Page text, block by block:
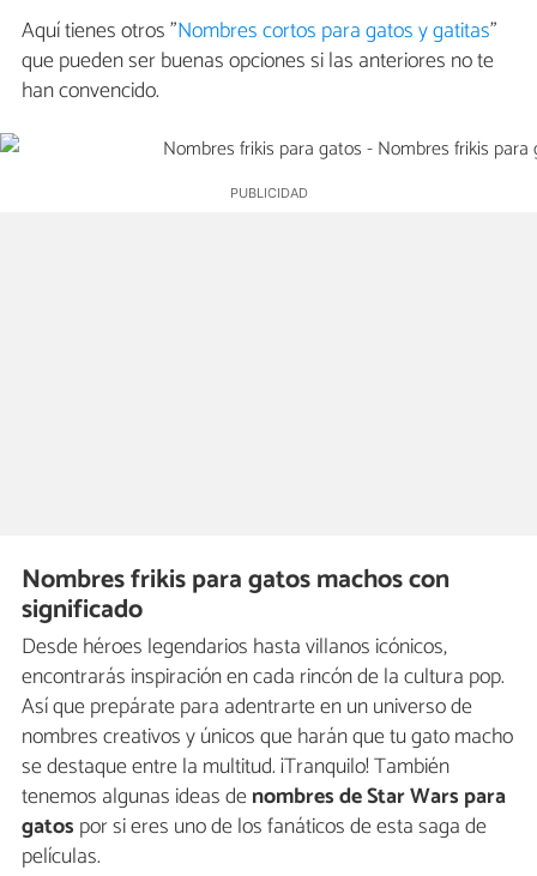
Aquí tienes otros "Nombres cortos para gatos y gatitas"
que pueden ser buenas opciones si las anteriores no te
han convencido.
Nombres frikis para gatos machos con
significado
Desde héroes legendarios hasta villanos icónicos,
encontrarás inspiración en cada rincón de la cultura pop.
Así que prepárate para adentrarte en un universo de
nombres creativos y únicos que harán que tu gato macho
se destaque entre la multitud. ¡Tranquilo! También
tenemos algunas ideas denombres de Star Wars para
gatos por si eres uno de los fanáticos de esta saga de
películas.